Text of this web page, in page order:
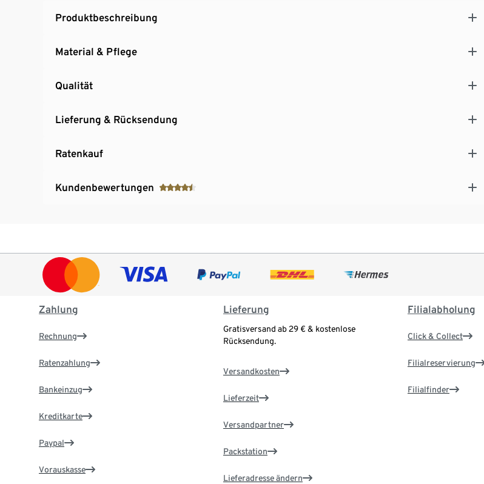
Produktbeschreibung
Material & Pflege
Qualität
Lieferung & Rücksendung
Ratenkauf
Kundenbewertungen
Zahlung
Rechnung
Ratenzahlung
Bankeinzug
Kreditkarte
Paypal
Vorauskasse
Lieferung
Gratisversand ab 29 € & kostenlose
Rücksendung.
Versandkosten
Lieferzeit
Versandpartner
Packstation
Lieferadresse ändern
Filialabholung
Click & Collect
Filialreservierung
Filialfinder